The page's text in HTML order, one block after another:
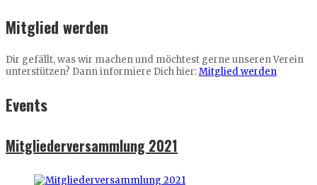
Mitglied werden
Dir gefällt, was wir machen und möchtest gerne unseren Verein
unterstützen? Dann informiere Dich hier:Mitglied werden
Events
Mitgliederversammlung 2021